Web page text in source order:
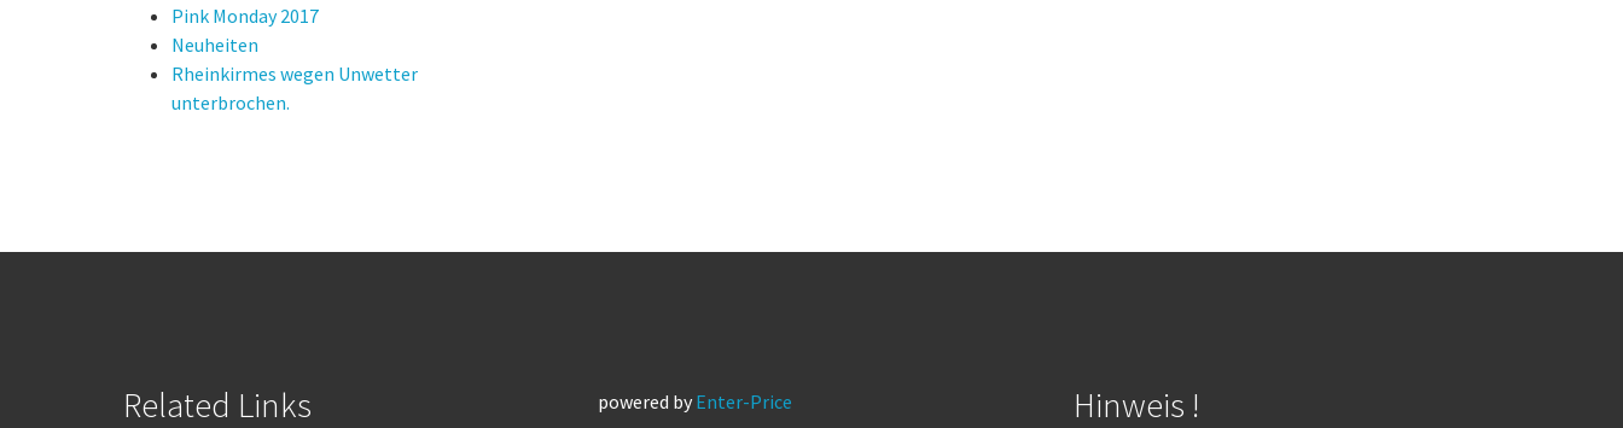
Pink Monday 2017
Neuheiten
Rheinkirmes wegen Unwetter
unterbrochen.
Related Links powered by Enter-Price Hinweis !